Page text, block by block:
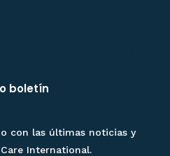
boletín
con las últimas noticias y
International.